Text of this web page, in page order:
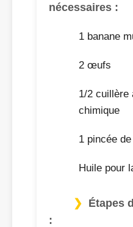
nécessaires :
1 banane
2 œufs
1/2 cuillère
chimique
1 pincée
Huile pour
Étapes
: